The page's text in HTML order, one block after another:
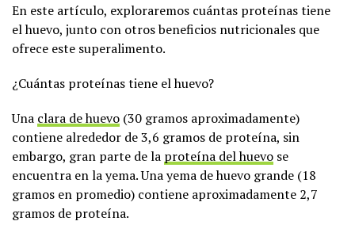
En este artículo, exploraremos cuántas proteínas tiene
el huevo, junto con otros beneficios nutricionales que
ofrece este superalimento.
¿Cuántas proteínas tiene el huevo?
Una clara de huevo (30 gramos aproximadamente)
contiene alrededor de 3,6 gramos de proteína, sin
embargo, gran parte de la proteína del huevo se
encuentra en la yema. Una yema de huevo grande (18
gramos en promedio) contiene aproximadamente 2,7
gramos de proteína.